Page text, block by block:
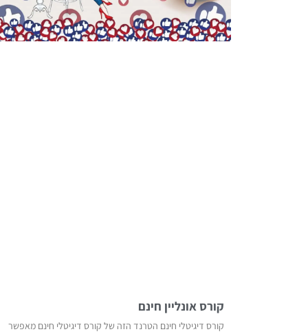
קורס אונליין חינם
קורס דיגיטלי חינם הטרנד הזה של קורס דיגיטלי חינם מאפשר